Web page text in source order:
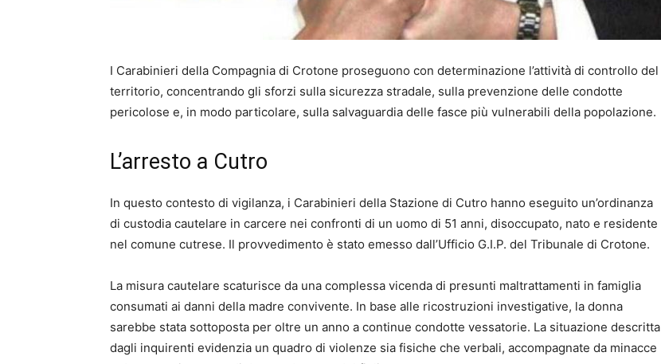
I Carabinieri della Compagnia di Crotone proseguono con determinazione l’attività di controllo del
territorio, concentrando gli sforzi sulla sicurezza stradale, sulla prevenzione delle condotte
pericolose e, in modo particolare, sulla salvaguardia delle fasce più vulnerabili della popolazione.
L’arresto a Cutro
In questo contesto di vigilanza, i Carabinieri della Stazione di Cutro hanno eseguito un’ordinanza
di custodia cautelare in carcere nei confronti di un uomo di 51 anni, disoccupato, nato e residente
nel comune cutrese. Il provvedimento è stato emesso dall’Ufficio G.I.P. del Tribunale di Crotone.
La misura cautelare scaturisce da una complessa vicenda di presunti maltrattamenti in famiglia
consumati ai danni della madre convivente. In base alle ricostruzioni investigative, la donna
sarebbe stata sottoposta per oltre un anno a continue condotte vessatorie. La situazione descritta
dagli inquirenti evidenzia un quadro di violenze sia fisiche che verbali, accompagnate da minacce